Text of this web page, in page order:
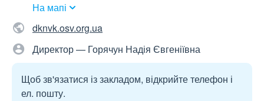
На мапі
dknvk.osv.org.ua
Директор — Горячун Надія Євгеніївна
Щоб зв'язатися із закладом, відкрийте телефон і
ел. пошту.